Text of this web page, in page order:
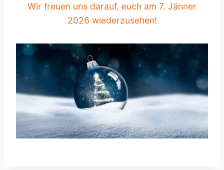
Wir freuen uns darauf, euch am 7. Jänner
2026 wiederzusehen!